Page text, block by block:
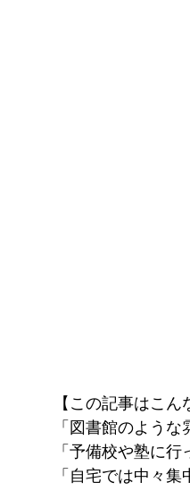
【この記事はこん
「図書館のよう
「予備校や塾に
「自宅では中々集